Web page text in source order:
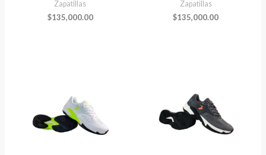
Zapatillas
$135,000.00
Zapatillas
$135,000.00